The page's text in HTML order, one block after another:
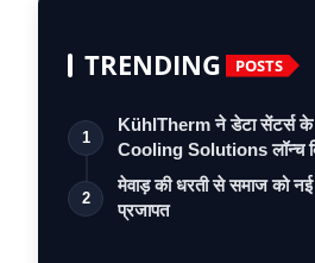
TRENDING POSTS
1
KühlTherm ने डेटा सेंटर्स के
Cooling Solutions लॉन्च
2
मेवाड़ की धरती से समाज को
प्रजापत